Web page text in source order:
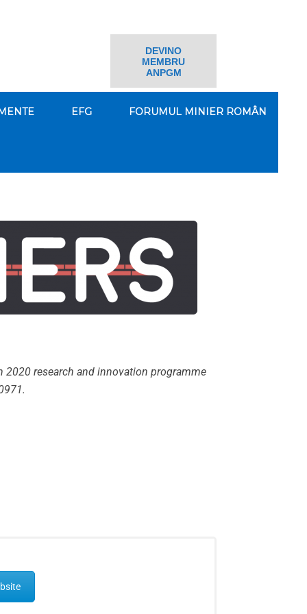
DEVINO
MEMBRU
ANPGM
EFG FORUMUL MINIER ROMÂN
2020 research and innovation programme